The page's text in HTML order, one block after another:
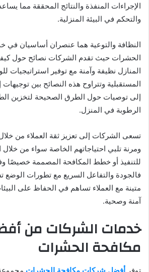
الإجراءات المنفذة والنتائج المحققة مما
والتحكم في البيئة المنزلية.
النظافة والتوعية هما عنصران أساسيان في
الحشرات حيث تقدم الشركات نصائح حول
المنازل نظيفة وآمنة مع توفير استراتيجيات
المستقبلية وتتراوح هذه النصائح بين
إلى توصيات حول الطرق الصحيحة لتخزين
الرطوبة في المنزل.
تسعى الشركات إلى تعزيز ثقة العملاء من
ومرنة تلبي احتياجاتهم الخاصة سواء من خلال
للتنفيذ أو خطط المكافحة المصممة خصيصًا
فالجودة والتفاعل السريع مع تطورات الوضع
متينة مع العملاء تساهم في الحفاظ على
آمنة وصحية.
خدمات الشركات من
مكافحة الحشرات